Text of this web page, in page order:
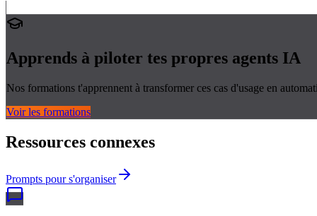
Apprends à piloter tes propres agents IA
Nos formations t'apprennent à transformer ces cas d'usage en
Voir les formations
Ressources connexes
Prompts pour s'organiser